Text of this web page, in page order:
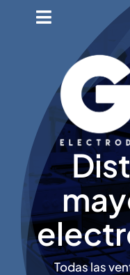
Toggle
Navigation
Ventajas GO!
Promociones
Distribuidores
Opiniones
ContactoTodas las